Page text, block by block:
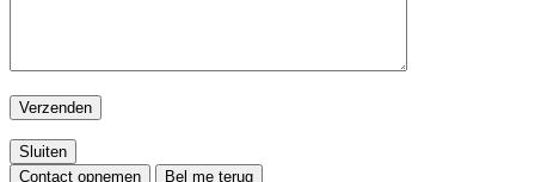
Sluiten
Contact opnemen
Bel me terug